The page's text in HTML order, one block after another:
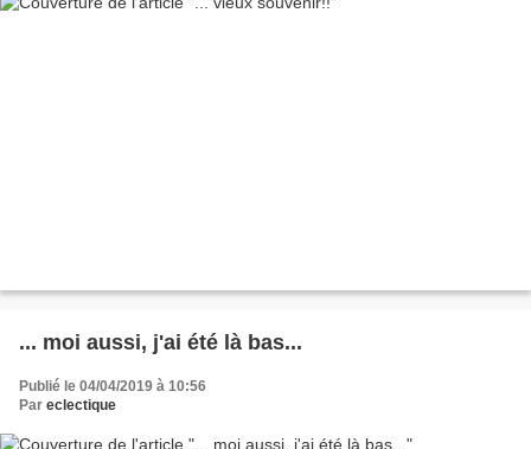
... moi aussi, j'ai été là bas...
Publié le 04/04/2019 à 10:56
Par eclectique